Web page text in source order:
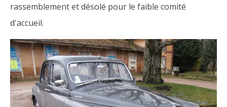
rassemblement et désolé pour le faible comité
d'accueil.